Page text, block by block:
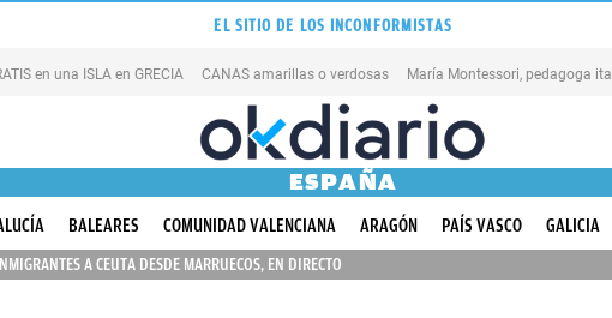
EL SITIO DE LOS INCONFORMISTAS
en una ISLA en GRECIA CANAS amarillas o verdosas
ESPAÑA
BALEARES COMUNIDAD VALENCIANA ARAGÓN PAÍS VASCO GALICIA
A CEUTA DESDE MARRUECOS, EN DIRECTO